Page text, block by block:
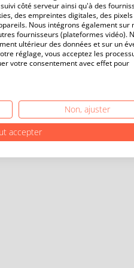
côté serveur ainsi qu'à des
des empreintes digitales, des
Nous intégrons également sur
fournisseurs (plateformes vidéo).
ultérieur des données et sur un
réglage, vous acceptez les
votre consentement avec effet pour
Non, ajuster
accepter